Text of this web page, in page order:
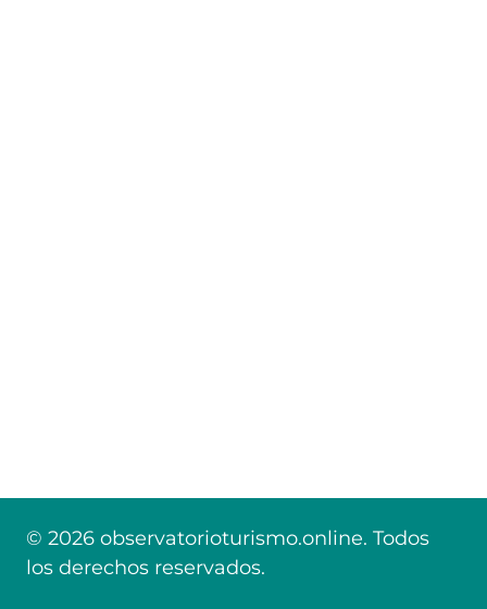
© 2026 observatorioturismo.online. Todos
los derechos reservados.